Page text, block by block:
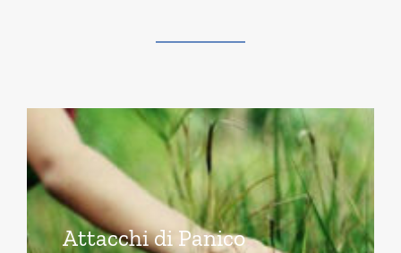
Attacchi di Panico